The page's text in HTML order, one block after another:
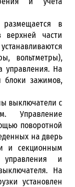
размещается в
верхней части
вольтметры),
управления. На
блоки зажимов,
выключатели с
Управление
поворотной
на дверь
и секционным
и
На
установлен